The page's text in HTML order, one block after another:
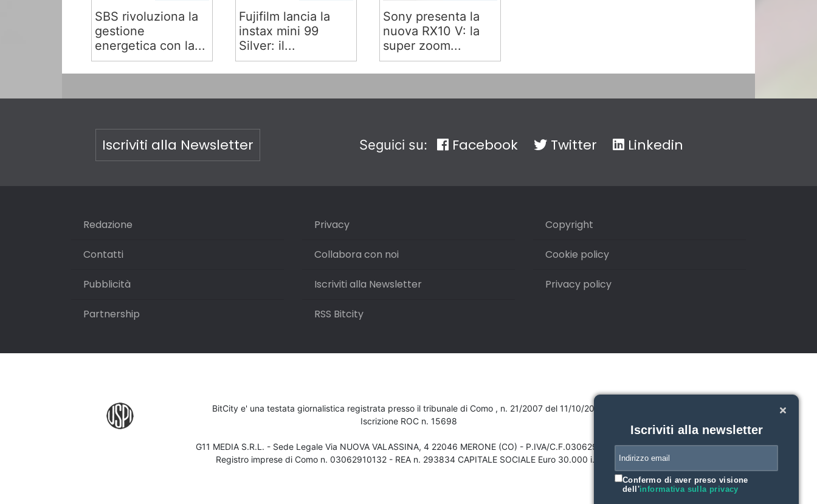
SBS rivoluziona la
gestione
energetica con la...
Fujifilm lancia la
instax mini 99
Silver: il...
Sony presenta la
nuova RX10 V: la
super zoom...
Iscriviti alla Newsletter Seguici su: Facebook Twitter Linkedin
Redazione
Contatti
Pubblicità
Partnership
Privacy
Collabora con noi
Iscriviti alla Newsletter
RSS Bitcity
Copyright
Cookie policy
Privacy policy
BitCity e' una testata giornalistica registrata presso il tribunale di Como , n. 21/2007 del 11/10/2007
Iscrizione ROC n. 15698
G11 MEDIA S.R.L. - Sede Legale Via NUOVA VALASSINA, 4 22046 MERONE (CO) - P.IVA/C.F.03062910132
Registro imprese di Como n. 03062910132 - REA n. 293834 CAPITALE SOCIALE Euro 30.000 i.v.
Iscriviti alla newsletter
Confermo di aver preso visione
dell'informativa sulla privacy